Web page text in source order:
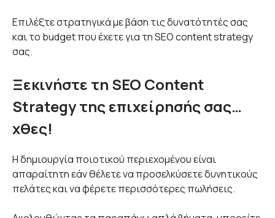
Επιλέξτε στρατηγικά με βάση τις δυνατότητές σας
και το budget που έχετε για τη SEO content strategy
σας.
Ξεκινήστε τη SEO Content
Strategy της επιχείρησής σας…
χθες!
Η δημιουργία ποιοτικού περιεχομένου είναι
απαραίτητη εάν θέλετε να προσελκύσετε δυνητικούς
πελάτες και να φέρετε περισσότερες πωλήσεις.